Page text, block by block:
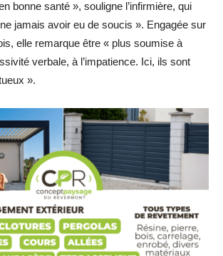
bonne santé », souligne l’infirmière, qui
jamais avoir eu de soucis ». Engagée sur
elle remarque être « plus soumise à
verbale, à l’impatience. Ici, ils sont
».